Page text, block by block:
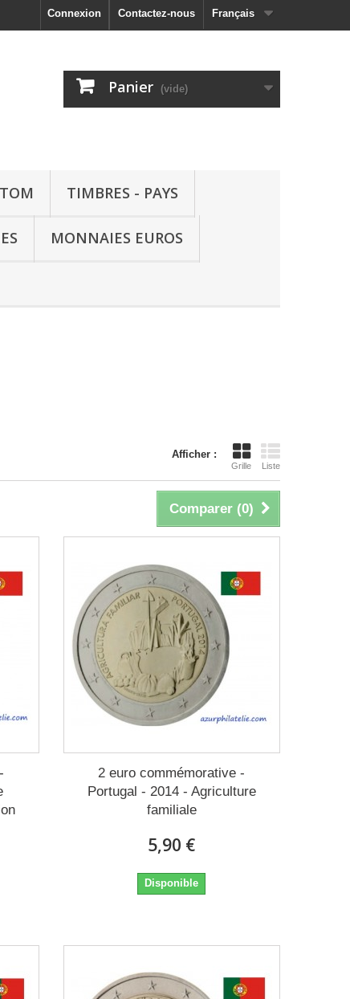
Français
Contactez-nous
Connexion
Panier (vide)
TIMBRES - PAYS
MONNAIES EUROS
Afficher :
Grille Liste
Comparer (0)
2 euro commémorative -
Portugal - 2014 - Agriculture
familiale
5,90 €
Disponible